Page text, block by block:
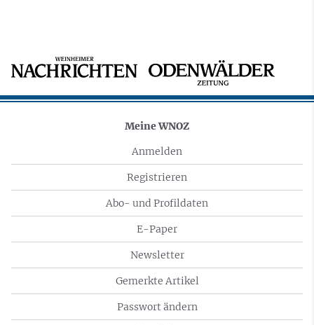
Meine WNOZ
Anmelden
Registrieren
Abo- und Profildaten
E-Paper
Newsletter
Gemerkte Artikel
Passwort ändern